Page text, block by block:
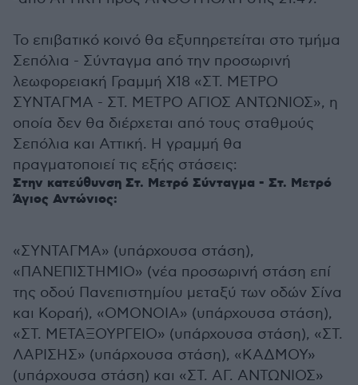
Το επιβατικό κοινό θα εξυπηρετείται στο τμήμα
Σεπόλια - Σύνταγμα από την προσωρινή
λεωφορειακή Γραμμή Χ18 «ΣΤ. ΜΕΤΡΟ
ΣΥΝΤΑΓΜΑ - ΣΤ. ΜΕΤΡΟ ΑΓΙΟΣ ΑΝΤΩΝΙΟΣ», η
οποία δεν θα διέρχεται από τους σταθμούς
Σεπόλια και Αττική. Η γραμμή θα
πραγματοποιεί τις εξής στάσεις:
Στην κατεύθυνση Στ. Μετρό Σύνταγμα - Στ. Μετρό
Άγιος Αντώνιος:
«ΣΥΝΤΑΓΜΑ» (υπάρχουσα στάση),
«ΠΑΝΕΠΙΣΤΗΜΙΟ» (νέα προσωρινή στάση επί
της οδού Πανεπιστημίου μεταξύ των οδών Σίνα
και Κοραή), «ΟΜΟΝΟΙΑ» (υπάρχουσα στάση),
«ΣΤ. ΜΕΤΑΞΟΥΡΓΕΙΟ» (υπάρχουσα στάση), «ΣΤ.
ΛΑΡΙΣΗΣ» (υπάρχουσα στάση), «ΚΑΔΜΟΥ»
(υπάρχουσα στάση) και «ΣΤ. ΑΓ. ΑΝΤΩΝΙΟΣ»